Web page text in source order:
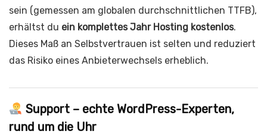
sein (gemessen am globalen durchschnittlichen TTFB),
erhältst du ein komplettes Jahr Hosting kostenlos.
Dieses Maß an Selbstvertrauen ist selten und reduziert
das Risiko eines Anbieterwechsels erheblich.
Support – echte WordPress-Experten,
rund um die Uhr